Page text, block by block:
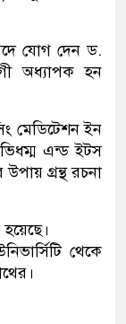
যোগ দেন ড.
অধ্যাপক হন
মেডিটেশন ইন
এন্ড ইটস
উপায় গ্রন্থ রচনা
থেকে